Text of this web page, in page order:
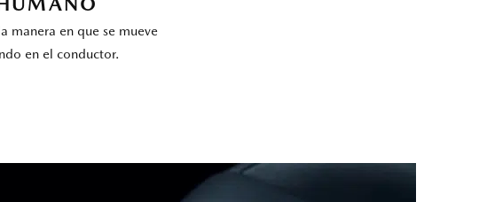
manera en que se mueve
en el conductor.